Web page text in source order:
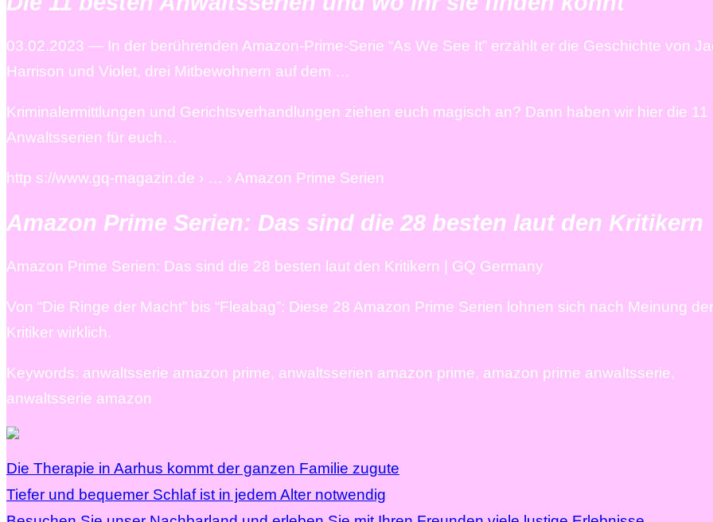
03.02.2023 — In der berührenden Amazon-Prime-Serie “As We See It” erzählt er die Geschichte von
Harrison und Violet, drei Mitbewohnern auf dem …
Kriminalermittlungen und Gerichtsverhandlungen ziehen euch magisch an? Dann haben wir hier die 11
Anwaltsserien für euch…
http s://www.gq-magazin.de › … › Amazon Prime Serien
Amazon Prime Serien: Das sind die 28 besten laut den Kritikern
Amazon Prime Serien: Das sind die 28 besten laut den Kritikern | GQ Germany
Von “Die Ringe der Macht” bis “Fleabag”: Diese 28 Amazon Prime Serien lohnen sich nach Meinung der
Kritiker wirklich.
Keywords: anwaltsserie amazon prime, anwaltsserien amazon prime, amazon prime anwaltsserie,
anwaltsserie amazon
Die Therapie in Aarhus kommt der ganzen Familie zugute
Tiefer und bequemer Schlaf ist in jedem Alter notwendig